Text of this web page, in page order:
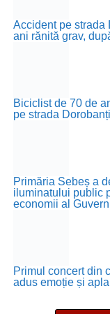
Accident pe strada
ani rănită grav,
Biciclist de 70 de
pe strada
Primăria Sebeș a
iluminatului public
economii al
Primul concert din
adus emoție și